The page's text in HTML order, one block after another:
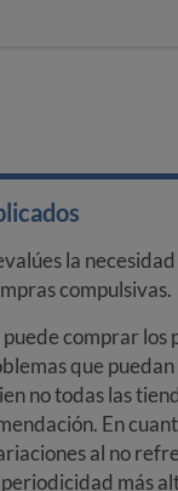
la
compulsivas.
comprar
que
no todas las
En
al no
más